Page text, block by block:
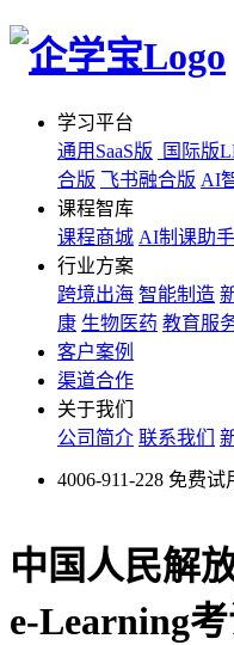
学习平台
通用SaaS版
国际版
合版 飞书融合版 AI
课程智库
课程商城 AI制课助手
行业方案
跨境出海 智能制造
康 生物医药 教育服
客户案例
渠道合作
关于我们
公司简介 联系我们
4006-911-228 免费试
中国人民解
e-Learning